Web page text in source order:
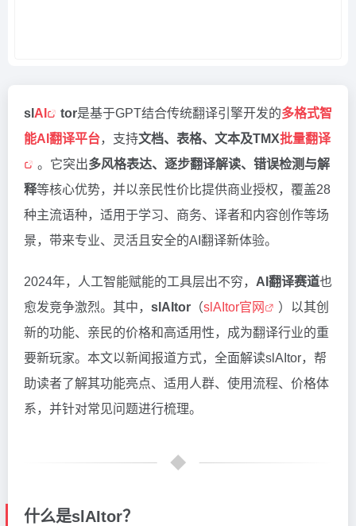
sl AI tor是基于GPT结合传统翻译引擎开发的多格式智
能AI翻译平台，支持文档、表格、文本及TMX批量翻译
。它突出多风格表达、逐步翻译解读、错误检测与解
释等核心优势，并以亲民性价比提供商业授权，覆盖28
种主流语种，适用于学习、商务、译者和内容创作等场
景，带来专业、灵活且安全的AI翻译新体验。
2024年，人工智能赋能的工具层出不穷， AI翻译赛道也
愈发竞争激烈。其中， slAItor （slAItor官网
）以其创
新的功能、亲民的价格和高适用性，成为翻译行业的重
要新玩家。本文以新闻报道方式，全面解读slAItor，帮
助读者了解其功能亮点、适用人群、使用流程、价格体
系，并针对常见问题进行梳理。
什么是slAItor？